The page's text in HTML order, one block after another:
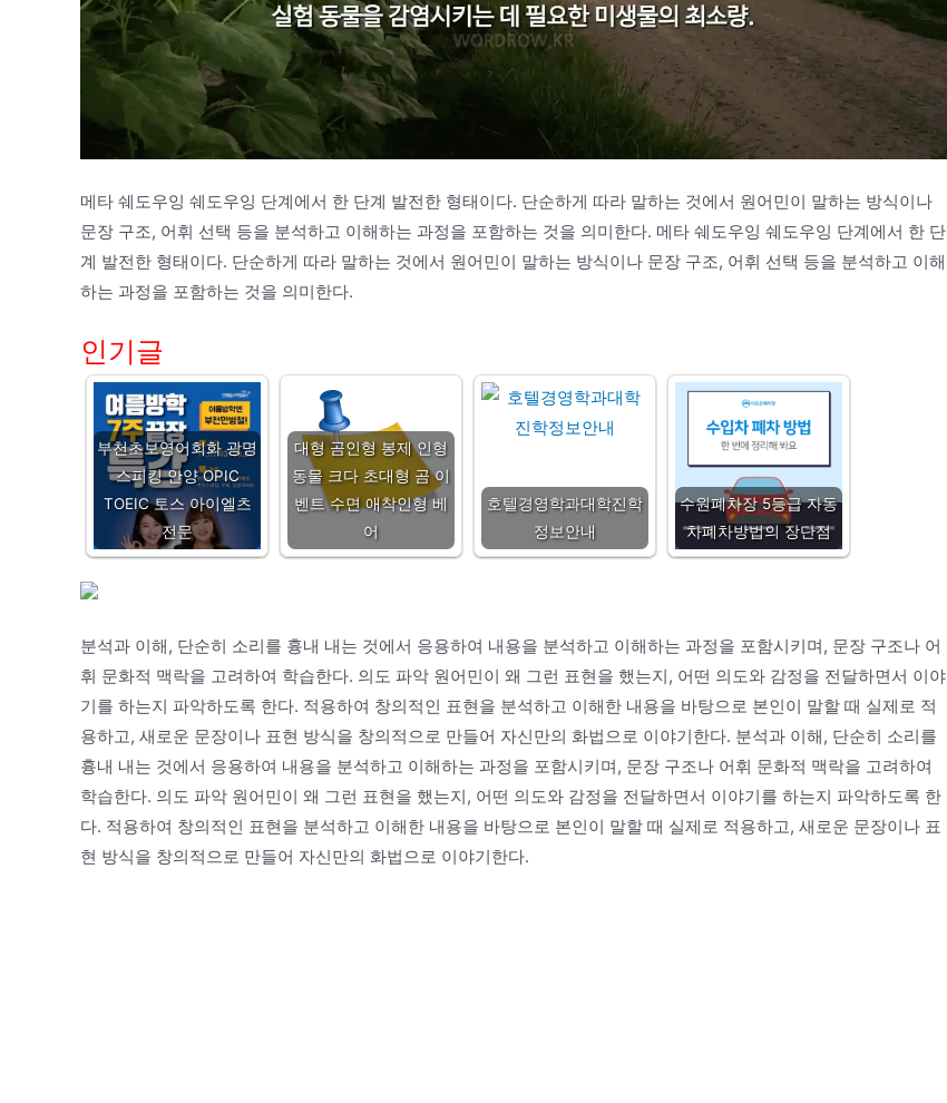
메타 쉐도우잉 쉐도우잉 단계에서 한 단계 발전한 형태이다. 단순하게 따라 말하는 것에서 원어민이 말하는 방식이나
문장 구조, 어휘 선택 등을 분석하고 이해하는 과정을 포함하는 것을 의미한다. 메타 쉐도우잉 쉐도우잉 단계에서 한 단
계 발전한 형태이다. 단순하게 따라 말하는 것에서 원어민이 말하는 방식이나 문장 구조, 어휘 선택 등을 분석하고 이해
하는 과정을 포함하는 것을 의미한다.
인기글
부천초보영어회화 광명
스피킹 안양 OPIC
TOEIC 토스 아이엘츠
전문
대형 곰인형 봉제 인형
동물 크다 초대형 곰 이
벤트 수면 애착인형 베
어
호텔경영학과대학진학
정보안내
수원폐차장 5등급 자동
차폐차방법의 장단점
분석과 이해, 단순히 소리를 흉내 내는 것에서 응용하여 내용을 분석하고 이해하는 과정을 포함시키며, 문장 구조나 어
휘 문화적 맥락을 고려하여 학습한다. 의도 파악 원어민이 왜 그런 표현을 했는지, 어떤 의도와 감정을 전달하면서 이야
기를 하는지 파악하도록 한다. 적용하여 창의적인 표현을 분석하고 이해한 내용을 바탕으로 본인이 말할 때 실제로 적
용하고, 새로운 문장이나 표현 방식을 창의적으로 만들어 자신만의 화법으로 이야기한다. 분석과 이해, 단순히 소리를
흉내 내는 것에서 응용하여 내용을 분석하고 이해하는 과정을 포함시키며, 문장 구조나 어휘 문화적 맥락을 고려하여
학습한다. 의도 파악 원어민이 왜 그런 표현을 했는지, 어떤 의도와 감정을 전달하면서 이야기를 하는지 파악하도록 한
다. 적용하여 창의적인 표현을 분석하고 이해한 내용을 바탕으로 본인이 말할 때 실제로 적용하고, 새로운 문장이나 표
현 방식을 창의적으로 만들어 자신만의 화법으로 이야기한다.